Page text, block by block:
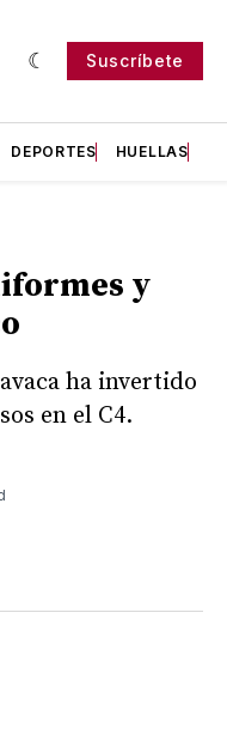
Suscríbete
DEPORTES HUELLAS
y
ha invertido
en el C4.